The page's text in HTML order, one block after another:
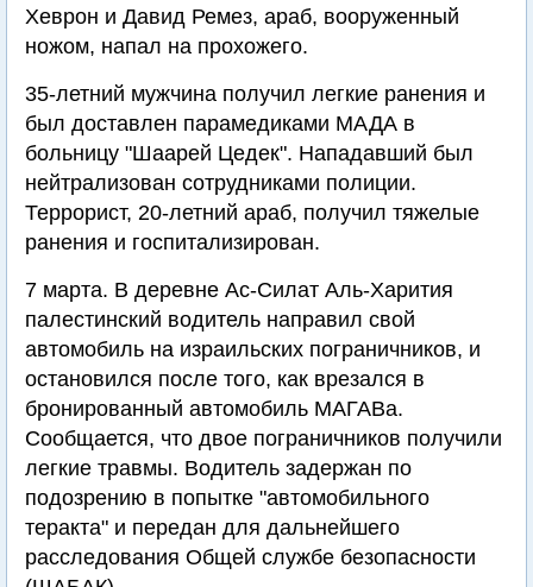
Хеврон и Давид Ремез, араб, вооруженный
ножом, напал на прохожего.
35-летний мужчина получил легкие ранения и
был доставлен парамедиками МАДА в
больницу "Шаарей Цедек". Нападавший был
нейтрализован сотрудниками полиции.
Террорист, 20-летний араб, получил тяжелые
ранения и госпитализирован.
7 марта. В деревне Ас-Силат Аль-Харития
палестинский водитель направил свой
автомобиль на израильских пограничников, и
остановился после того, как врезался в
бронированный автомобиль МАГАВа.
Сообщается, что двое пограничников получили
легкие травмы. Водитель задержан по
подозрению в попытке "автомобильного
теракта" и передан для дальнейшего
расследования Общей службе безопасности